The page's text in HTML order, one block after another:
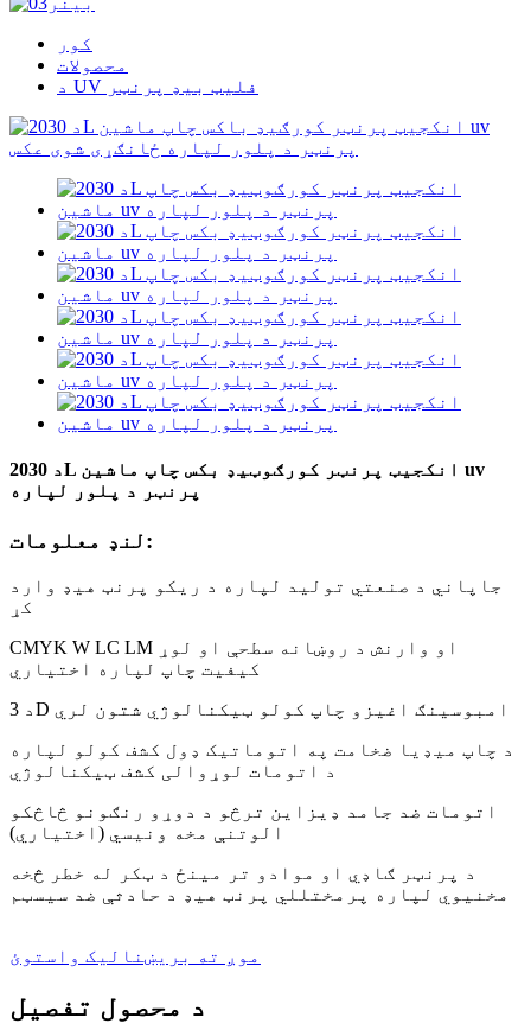
کور
محصولات
د UV فلیټ بیډ پرنټر
د 2030L انکجیټ پرنټر کورګوټیډ بکس چاپ ماشین uv
پرنټر د پلور لپاره
لنډ معلومات:
جاپاني د صنعتي تولید لپاره د ریکو پرنټ هیډ وارد
کړ
CMYK W LC LM او وارنش د روښانه سطحې او لوړ
کیفیت چاپ لپاره اختیاري
د 3D امبوسینګ اغیزو چاپ کولو ټیکنالوژي شتون لري
د چاپ میډیا ضخامت په اتوماتيک ډول کشف کولو لپاره
د اتومات لوړوالی کشف ټیکنالوژي
اتومات ضد جامد ډیزاین ترڅو د دوړو رنګونو څاڅکو
الوتنې مخه ونیسي (اختیاري)
د پرنټر ګاډي او موادو تر مینځ د ټکر له خطر څخه
مخنیوي لپاره پرمختللي پرنټ هیډ د حادثې ضد سیسټم
موږ ته بریښنالیک واستوئ
د محصول تفصیل